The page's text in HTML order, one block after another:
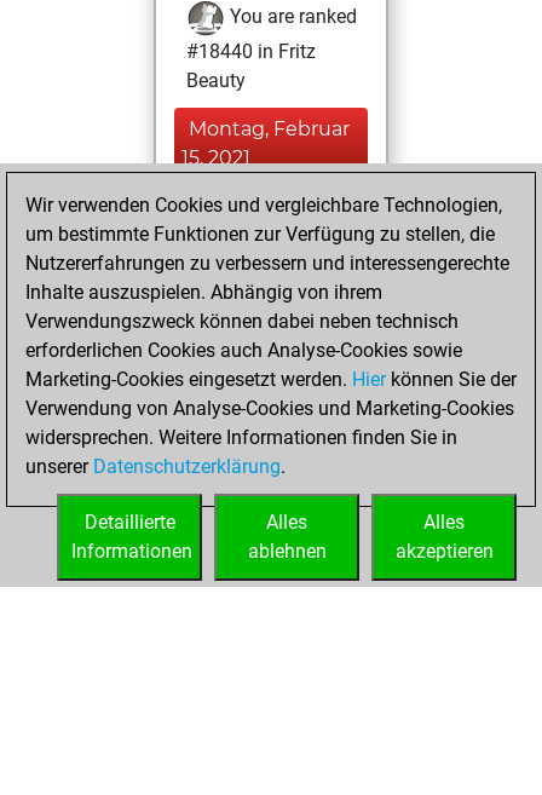
You are ranked
#18440 in Fritz
Beauty
Montag, Februar
15, 2021
You achieved a
BeautyScore of 4
Fritz
achieved a new Elo
of 1575
Mittwoch,
Februar 3, 2021
You created
your Fritz account
Wir verwenden Cookies und vergleichbare Technologien,
um bestimmte Funktionen zur Verfügung zu stellen, die
Nutzererfahrungen zu verbessern und interessengerechte
Inhalte auszuspielen. Abhängig von ihrem
Verwendungszweck können dabei neben technisch
erforderlichen Cookies auch Analyse-Cookies sowie
Marketing-Cookies eingesetzt werden. Hierkönnen Sie der
Verwendung von Analyse-Cookies und Marketing-Cookies
widersprechen. Weitere Informationen finden Sie in
unserer Datenschutzerklärung.
Alles
akzeptieren
Alles
ablehnen
Detaillierte
Informationen